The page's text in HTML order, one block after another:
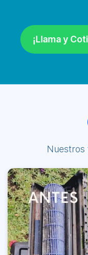
¡Llama y
Nuestros